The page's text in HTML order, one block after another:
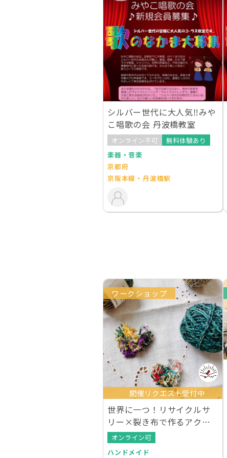
シルバー世代に大人気‼︎みや
こ唱歌の会 丹波橋教室
オンライン不可
無料体験あり
楽器・音楽
京都府
京阪本線・丹波橋駅
ワークショップ
開催リクエスト受付中
世界に一つ！リサイクルサ
リー×裂き布で作るアクセ
サリー
オンライン可
ハンドメイド